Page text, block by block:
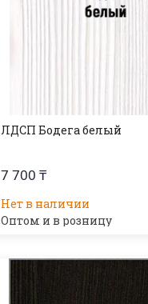
ЛДСП Бодега белый
7 700 ₸
Нет в наличии
Оптом и в розницу